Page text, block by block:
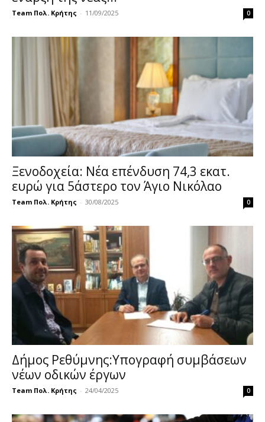
Team Πολ. Κρήτης - 11/09/2025 0
Ξενοδοχεία: Νέα επένδυση 74,3 εκατ.
ευρώ για 5άστερο τον Άγιο Νικόλαο
Team Πολ. Κρήτης - 30/08/2025 0
Δήμος Ρεθύμνης:Υπογραφή συμβάσεων
νέων οδικών έργων
Team Πολ. Κρήτης - 24/04/2025 0